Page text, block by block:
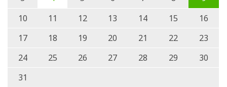
10
11 12 13 14 15
16
17
18 19 20 21 22
23
24
25 26 27 28 29
30
31